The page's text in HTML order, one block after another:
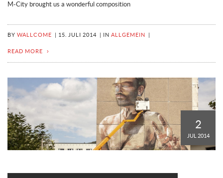
M-City brought us a wonderful composition
BY WALLCOME 15. JULI 2014 IN ALLGEMEIN
READ MORE
2
JUL 2014